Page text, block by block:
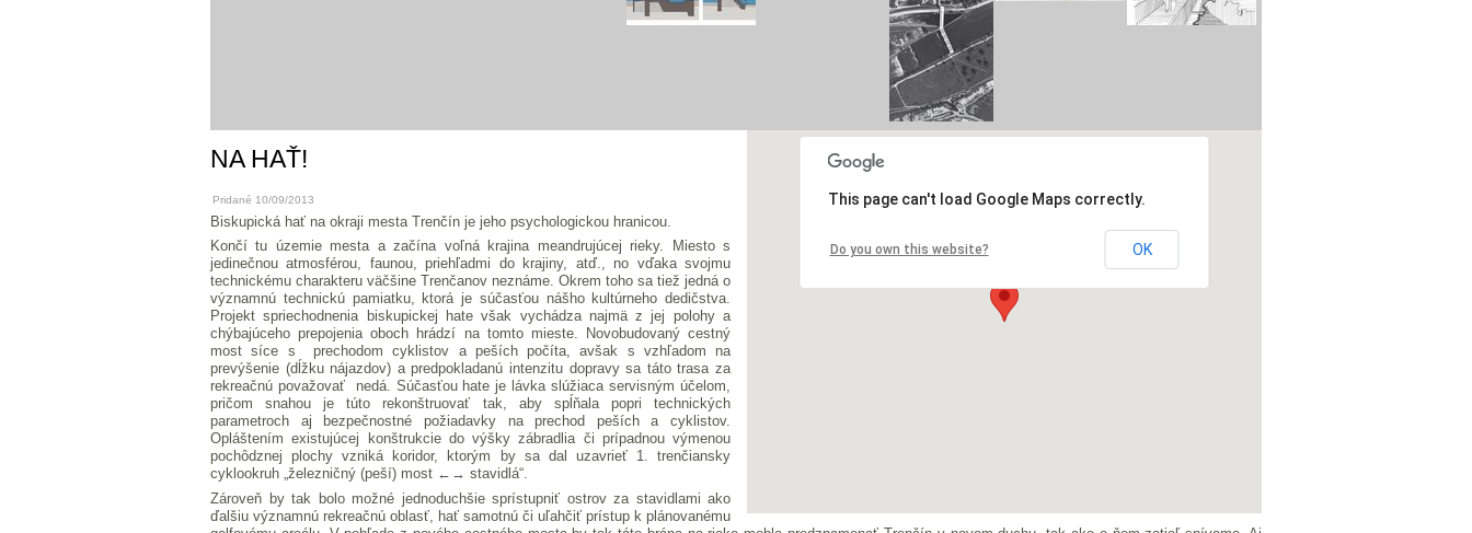
This page can't load Google Maps correctly.
Do you own this website? OK
NA HAŤ!
Pridané 10/09/2013
Biskupická hať na okraji mesta Trenčín je jeho psychologickou hranicou.
Končí tu územie mesta a začína voľná krajina meandrujúcej rieky. Miesto s
jedinečnou atmosférou, faunou, priehľadmi do krajiny, atď., no vďaka svojmu
technickému charakteru väčšine Trenčanov neznáme. Okrem toho sa tiež jedná o
významnú technickú pamiatku, ktorá je súčasťou nášho kultúrneho dedičstva.
Projekt spriechodnenia biskupickej hate však vychádza najmä z jej polohy a
chýbajúceho prepojenia oboch hrádzí na tomto mieste. Novobudovaný cestný
most síce s prechodom cyklistov a peších počíta, avšak s vzhľadom na
prevýšenie (dĺžku nájazdov) a predpokladanú intenzitu dopravy sa táto trasa za
rekreačnú považovať nedá. Súčasťou hate je lávka slúžiaca servisným účelom,
pričom snahou je túto rekonštruovať tak, aby spĺňala popri technických
parametroch aj bezpečnostné požiadavky na prechod peších a cyklistov.
Opláštením existujúcej konštrukcie do výšky zábradlia či prípadnou výmenou
pochôdznej plochy vzniká koridor, ktorým by sa dal uzavrieť 1. trenčiansky
cyklookruh „železničný (peší) most ←→ stavidlá“.
Zároveň by tak bolo možné jednoduchšie sprístupniť ostrov za stavidlami ako
ďalšiu významnú rekreačnú oblasť, hať samotnú či uľahčiť prístup k plánovanému